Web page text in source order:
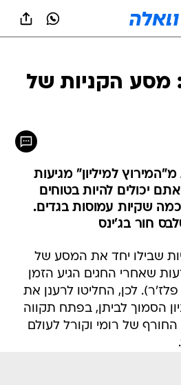
מסע הקניות של
למיליון" מגיעות
אתם יכולים להיות בטוחים
שקיות עמוסות בגדים.
חור בג'ינס
שבילו יחד את המסע של
שאחרי החגים הגיע הזמן
לכן, החליטו לרענן את
הסמוך לביתן, בפתח תקווה
של רומי וקורל לעולם